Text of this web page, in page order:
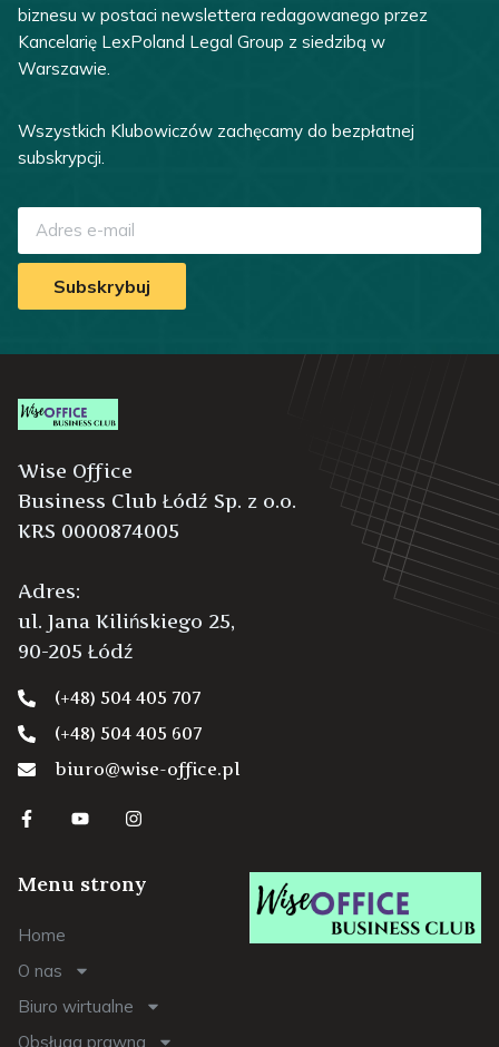
biznesu w postaci newslettera redagowanego przez
Kancelarię LexPoland Legal Group z siedzibą w
Warszawie.
Wszystkich Klubowiczów zachęcamy do bezpłatnej
subskrypcji.
Subskrybuj
Wise Office
Business Club Łódź Sp. z o.o.
KRS 0000874005
Adres:
ul. Jana Kilińskiego 25,
90-205 Łódź
(+48) 504 405 707
(+48) 504 405 607
biuro@wise-office.pl
Menu strony
Home
O nas
Biuro wirtualne
Obsługa prawna